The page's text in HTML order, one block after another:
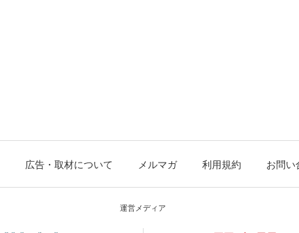
広告・取材について メルマガ 利用規約 お問い
運営メディア